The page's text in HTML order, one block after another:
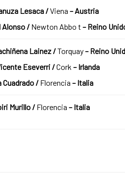
Lesaca /Viena – Austria
Alonso / Newton Abbo t –Reino
Lainez /Torquay–Reino
Eseverri /Cork –Irlanda
Cuadrado / Florencia –Italia
Murillo / Florencia –Italia